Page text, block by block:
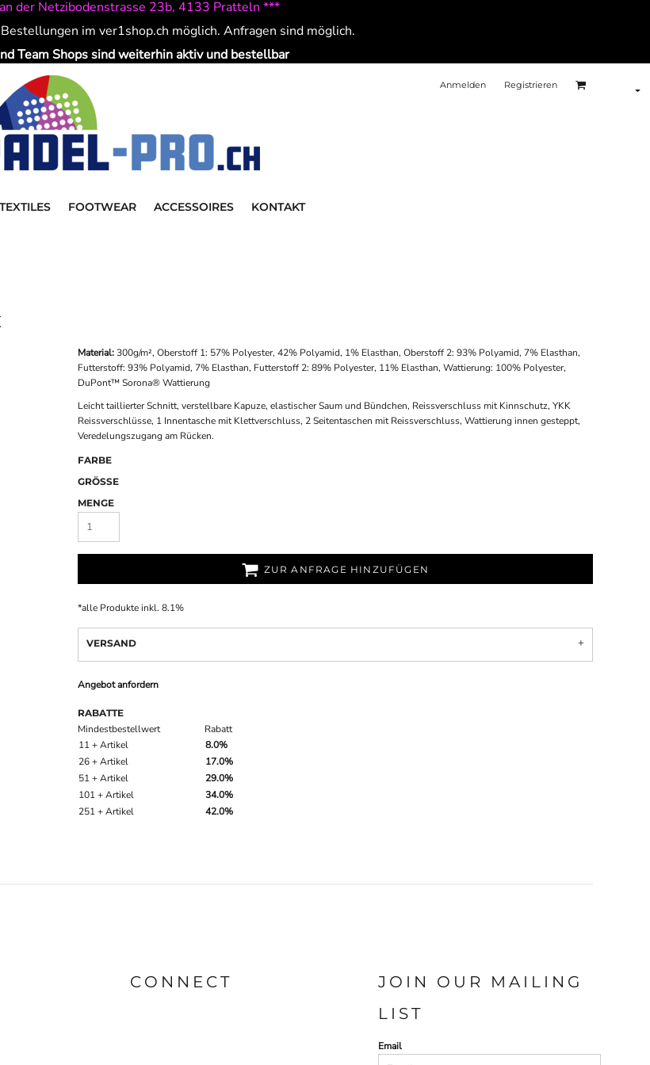
der Netzibodenstrasse 23b, 4133 Pratteln ***
im ver1shop.ch möglich. Anfragen sind möglich.
Team Shops sind weiterhin aktiv und bestellbar
Anmelden Registrieren
TEXTILES FOOTWEAR ACCESSOIRES KONTAKT
Material:300g/m², Oberstoff 1: 57% Polyester, 42% Polyamid, 1% Elasthan, Oberstoff 2: 93% Polyamid, 7% Elasthan,
Futterstoff: 93% Polyamid, 7% Elasthan, Futterstoff 2: 89% Polyester, 11% Elasthan, Wattierung: 100% Polyester,
DuPont™ Sorona® Wattierung
Leicht taillierter Schnitt, verstellbare Kapuze, elastischer Saum und Bündchen, Reissverschluss mit Kinnschutz, YKK
Reissverschlüsse, 1 Innentasche mit Klettverschluss, 2 Seitentaschen mit Reissverschluss, Wattierung innen gesteppt,
Veredelungszugang am Rücken.
FARBE
GRÖSSE
MENGE
ZUR ANFRAGE HINZUFÜGEN
*alle Produkte inkl. 8.1%
VERSAND
Angebot anfordern
RABATTE
Mindestbestellwert
Rabatt
11 + Artikel
8.0%
26 + Artikel
17.0%
51 + Artikel
29.0%
101 + Artikel
34.0%
251 + Artikel
42.0%
CONNECT
JOIN OUR MAILING
LIST
Email